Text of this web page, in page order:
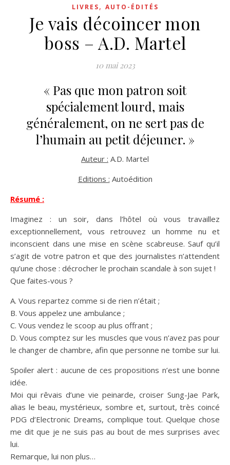
LIVRES, AUTO-ÉDITÉS
Je vais décoincer mon
boss – A.D. Martel
10 mai 2023
« Pas que mon patron soit
spécialement lourd, mais
généralement, on ne sert pas de
l’humain au petit déjeuner. »
Auteur : A.D. Martel
Editions : Autoédition
Résumé :
Imaginez : un soir, dans l’hôtel où vous travaillez
exceptionnellement, vous retrouvez un homme nu et
inconscient dans une mise en scène scabreuse. Sauf qu’il
s’agit de votre patron et que des journalistes n’attendent
qu’une chose : décrocher le prochain scandale à son sujet !
Que faites-vous ?
A. Vous repartez comme si de rien n’était ;
B. Vous appelez une ambulance ;
C. Vous vendez le scoop au plus offrant ;
D. Vous comptez sur les muscles que vous n’avez pas pour
le changer de chambre, afin que personne ne tombe sur lui.
Spoiler alert : aucune de ces propositions n’est une bonne
idée.
Moi qui rêvais d’une vie peinarde, croiser Sung-Jae Park,
alias le beau, mystérieux, sombre et, surtout, très coincé
PDG d’Electronic Dreams, complique tout. Quelque chose
me dit que je ne suis pas au bout de mes surprises avec
lui.
Remarque, lui non plus…